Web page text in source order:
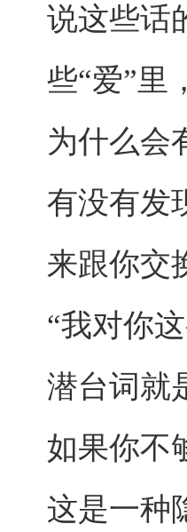
说这些话
些“爱”里
为什么会
有没有发
来跟你交
“我对你
潜台词就
如果你不
这是一种